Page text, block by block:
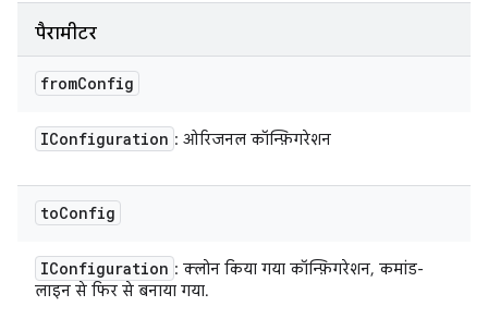
पैरामीटर
fromConfig
IConfiguration : ओरिजनल कॉन्फ़िगरेशन
toConfig
IConfiguration : क्लोन किया गया कॉन्फ़िगरेशन, कमांड-
लाइन से फिर से बनाया गया.